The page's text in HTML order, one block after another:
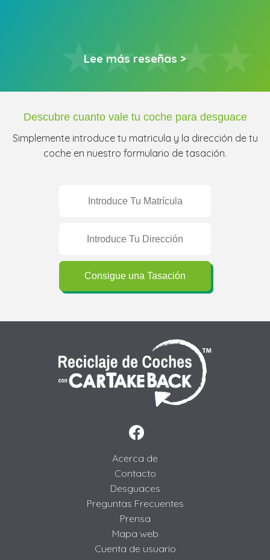
Lee más reseñas >
Descubre cuanto vale tu coche para desguace
Simplemente introduce tu matricula y la dirección de tu
coche en nuestro formulario de tasación.
Consigue una Tasación
Acerca de
Contacto
Desguaces
Preguntas Frecuentes
Prensa
Mapa web
Cuenta de usuario